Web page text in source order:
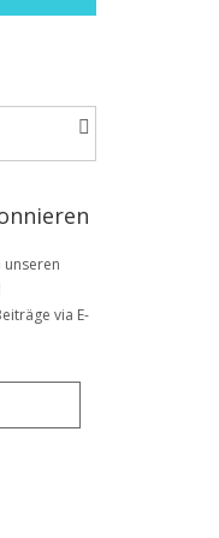
unseren
via E-